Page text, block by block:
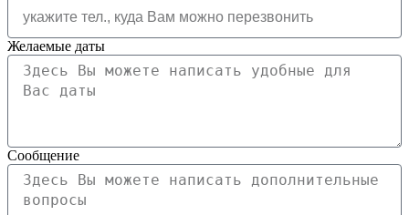
Желаемые даты
Сообщение